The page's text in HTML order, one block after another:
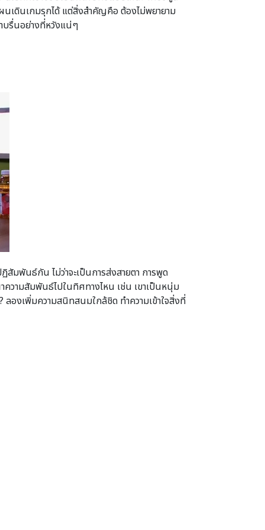
นเดินเกมรุกได้ แต่สิ่งสำคัญคือ ต้องไม่พยายาม
บรื่นอย่างที่หวังแน่ๆ
มพันธ์กัน ไม่ว่าจะเป็นการส่งสายตา การพูด
วามสัมพันธ์ไปในทิศทางไหน เช่น เขาเป็นหนุ่ม
องเพิ่มความสนิทสนมใกล้ชิด ทำความเข้าใจสิ่งที่